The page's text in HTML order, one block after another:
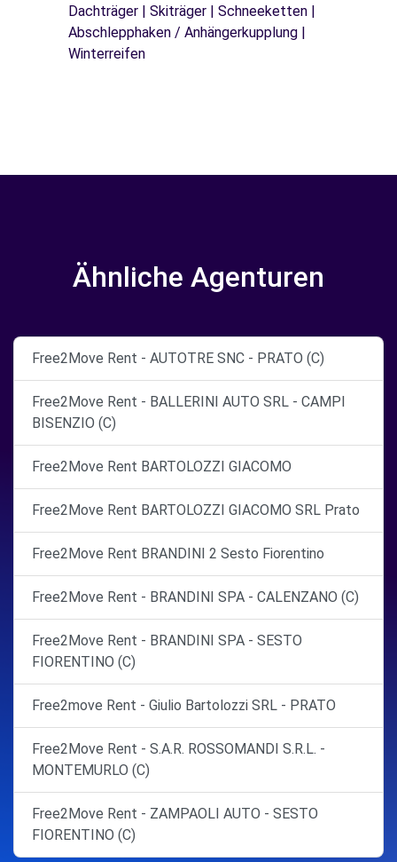
Dachträger | Skiträger | Schneeketten |
Abschlepphaken / Anhängerkupplung |
Winterreifen
Ähnliche Agenturen
Free2Move Rent - AUTOTRE SNC - PRATO (C)
Free2Move Rent - BALLERINI AUTO SRL - CAMPI
BISENZIO (C)
Free2Move Rent BARTOLOZZI GIACOMO
Free2Move Rent BARTOLOZZI GIACOMO SRL Prato
Free2Move Rent BRANDINI 2 Sesto Fiorentino
Free2Move Rent - BRANDINI SPA - CALENZANO (C)
Free2Move Rent - BRANDINI SPA - SESTO
FIORENTINO (C)
Free2move Rent - Giulio Bartolozzi SRL - PRATO
Free2Move Rent - S.A.R. ROSSOMANDI S.R.L. -
MONTEMURLO (C)
Free2Move Rent - ZAMPAOLI AUTO - SESTO
FIORENTINO (C)